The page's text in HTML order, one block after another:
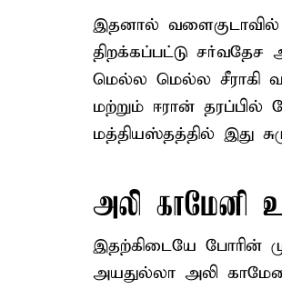
இதனால்
திறக்கப்பட்டு
மெல்ல மெல்ல சீராகி
மற்றும் ஈரான் தரப்பில்
மத்தியஸ்தத்தில் இது
அலி காமேனி
இதற்கிடையே போரின்
அயதுல்லா அலி